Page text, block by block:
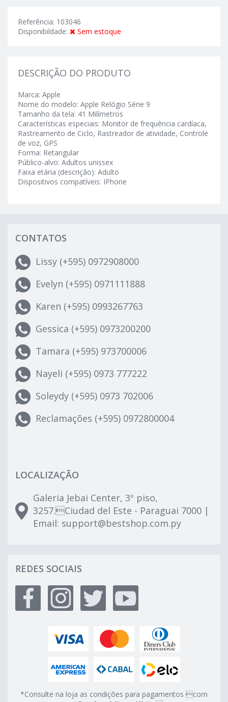
Referência: 103046
Disponibildade:
Sem estoque
DESCRIÇÃO DO PRODUTO
Marca: Apple
Nome do modelo: Apple Relógio Série 9
Tamanho da tela: 41 Milímetros
Características especiais: Monitor de frequência cardíaca,
Rastreamento de Ciclo, Rastreador de atividade, Controle
de voz, GPS
Forma: Retangular
Público-alvo: Adultos unissex
Faixa etária (descrição): Adulto
Dispositivos compatíveis: IPhone
CONTATOS
Lissy (+595) 0972908000
Evelyn (+595) 0971111888
Karen (+595) 0993267763
Gessica (+595) 0973200200
Tamara (+595) 973700006
Nayeli (+595) 0973 777222
Soleydy (+595) 0973 702006
Reclamações (+595) 0972800004
LOCALIZAÇÃO
Galeria Jebai Center, 3º piso,
3257.Ciudad del Este - Paraguai 7000 |
Email: support@bestshop.com.py
REDES SOCIAIS
*Consulte na loja as condições para pagamentos com